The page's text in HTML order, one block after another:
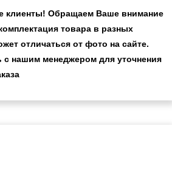
клиенты! Обращаем Ваше внимание
товара в разных
отличаться от фото на сайте.
с нашим менеджером для уточнения